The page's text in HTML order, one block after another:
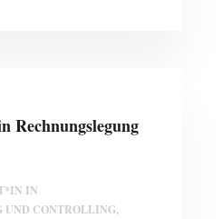
Rechnungslegung
IN
UND CONTROLLING,